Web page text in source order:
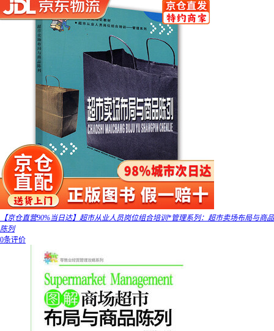
【京仓直营90%当日达】超市从业人员岗位组合培训*管理系列：超市卖场布局与商品
陈列
0条评价